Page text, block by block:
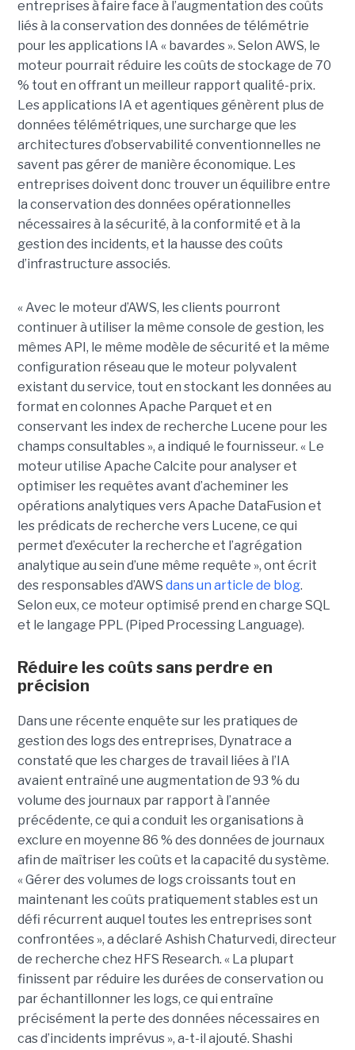
entreprises à faire face à l’augmentation des coûts
liés à la conservation des données de télémétrie
pour les applications IA « bavardes ». Selon AWS, le
moteur pourrait réduire les coûts de stockage de 70
% tout en offrant un meilleur rapport qualité-prix.
Les applications IA et agentiques génèrent plus de
données télémétriques, une surcharge que les
architectures d’observabilité conventionnelles ne
savent pas gérer de manière économique. Les
entreprises doivent donc trouver un équilibre entre
la conservation des données opérationnelles
nécessaires à la sécurité, à la conformité et à la
gestion des incidents, et la hausse des coûts
d’infrastructure associés.
« Avec le moteur d’AWS, les clients pourront
continuer à utiliser la même console de gestion, les
mêmes API, le même modèle de sécurité et la même
configuration réseau que le moteur polyvalent
existant du service, tout en stockant les données au
format en colonnes Apache Parquet et en
conservant les index de recherche Lucene pour les
champs consultables », a indiqué le fournisseur. « Le
moteur utilise Apache Calcite pour analyser et
optimiser les requêtes avant d’acheminer les
opérations analytiques vers Apache DataFusion et
les prédicats de recherche vers Lucene, ce qui
permet d’exécuter la recherche et l’agrégation
analytique au sein d’une même requête », ont écrit
des responsables d’AWS dans un article de blog.
Selon eux, ce moteur optimisé prend en charge SQL
et le langage PPL (Piped Processing Language).
Réduire les coûts sans perdre en
précision
Dans une récente enquête sur les pratiques de
gestion des logs des entreprises, Dynatrace a
constaté que les charges de travail liées à l’IA
avaient entraîné une augmentation de 93 % du
volume des journaux par rapport à l’année
précédente, ce qui a conduit les organisations à
exclure en moyenne 86 % des données de journaux
afin de maîtriser les coûts et la capacité du système.
« Gérer des volumes de logs croissants tout en
maintenant les coûts pratiquement stables est un
défi récurrent auquel toutes les entreprises sont
confrontées », a déclaré Ashish Chaturvedi, directeur
de recherche chez HFS Research. « La plupart
finissent par réduire les durées de conservation ou
par échantillonner les logs, ce qui entraîne
précisément la perte des données nécessaires en
cas d’incidents imprévus », a-t-il ajouté. Shashi